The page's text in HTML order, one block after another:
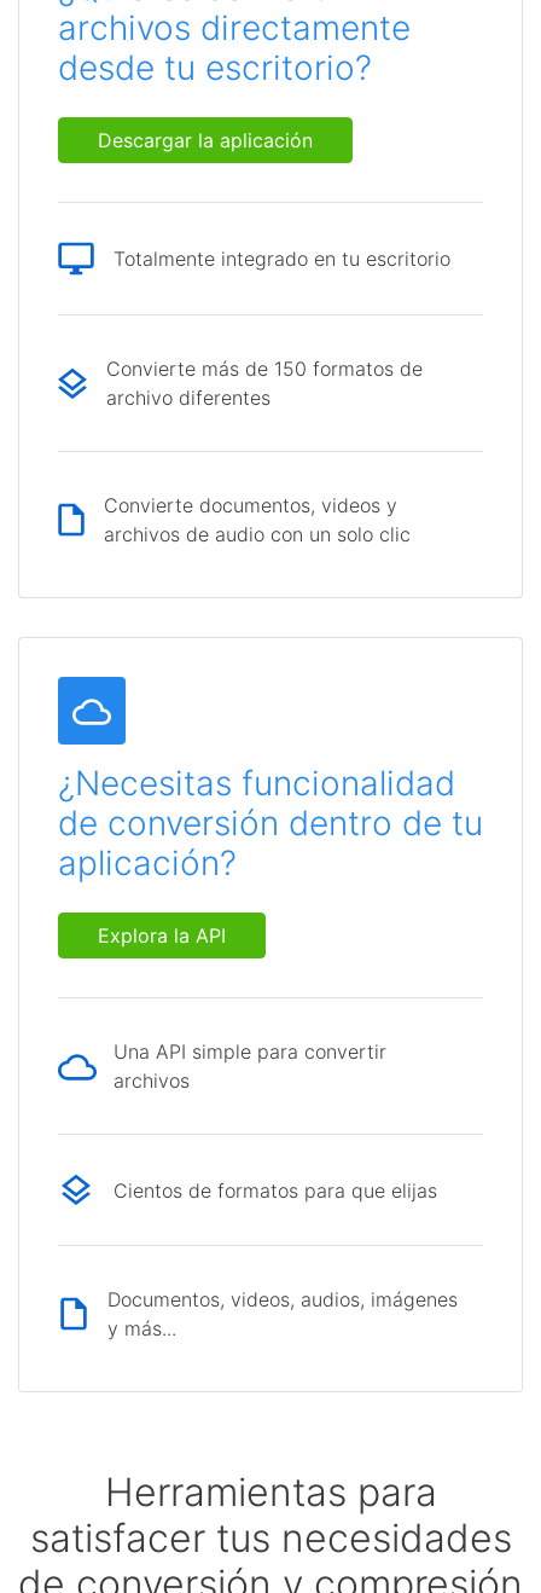
archivos directamente
desde tu escritorio?
Descargar la aplicación
Totalmente integrado en tu escritorio
Convierte más de 150 formatos de
archivo diferentes
Convierte documentos, videos y
archivos de audio con un solo clic
¿Necesitas funcionalidad
de conversión dentro de tu
aplicación?
Explora la API
Una API simple para convertir
archivos
Cientos de formatos para que elijas
Documentos, videos, audios, imágenes
y más...
Herramientas para
satisfacer tus necesidades